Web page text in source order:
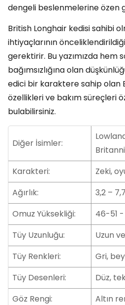
dengeli beslenmelerine özen
British Longhair kedisi sahibi
ihtiyaçlarının
gerektirir. Bu yazımızda hem
bağımsızlığına olan
edici bir karaktere sahip olan
özellikleri ve bakım süreçleri
bulabilirsiniz.
Diğer İsimler:
Karakteri:
Zeki,
Ağırlık:
3,2 –
Omuz Yüksekliği:
46-51
Tüy Uzunluğu:
Uzun
Tüy Renkleri:
Gri,
Tüy Desenleri:
Düz,
Göz Rengi:
Altın